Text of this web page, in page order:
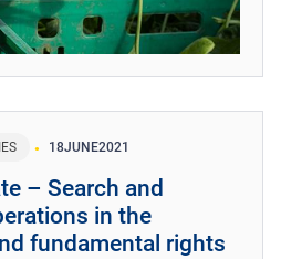
18JUNE2021
– Search and
in the
fundamental rights